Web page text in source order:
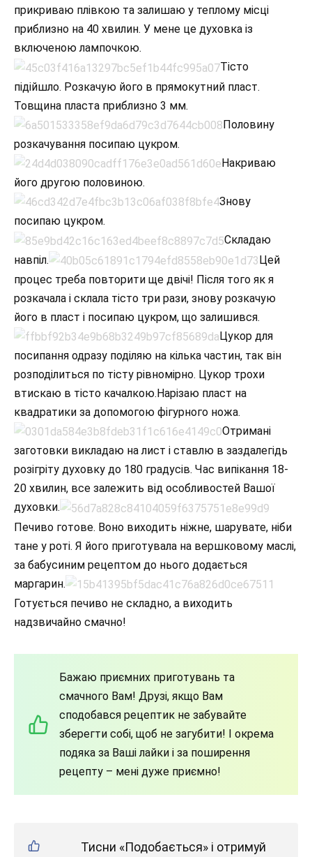
прикриваю плівкою та залишаю у теплому місці
приблизно на 40 хвилин. У мене це духовка із
включеною лампочкою.
Тісто
підійшло. Розкачую його в прямокутний пласт.
Товщина пласта приблизно 3 мм.
Половину
розкачування посипаю цукром.
Накриваю
його другою половиною.
Знову
посипаю цукром.
Складаю
навпіл.
Цей
процес треба повторити ще двічі! Після того як я
розкачала і склала тісто три рази, знову розкачую
його в пласт і посипаю цукром, що залишився.
Цукор для
посипання одразу поділяю на кілька частин, так він
розподілиться по тісту рівномірно. Цукор трохи
втискаю в тісто качалкою.Нарізаю пласт на
квадратики за допомогою фігурного ножа.
Отримані
заготовки викладаю на лист і ставлю в заздалегідь
розігріту духовку до 180 градусів. Час випікання 18-
20 хвилин, все залежить від особливостей Вашої
духовки.
Печиво готове. Воно виходить ніжне, шарувате, ніби
тане у роті. Я його приготувала на вершковому маслі,
за бабусиним рецептом до нього додається
маргарин.
Готується печиво не складно, а виходить
надзвичайно смачно!
Бажаю приємних приготувань та
смачного Вам! Друзі, якщо Вам
сподобався рецептик не забувайте
зберегти собі, щоб не загубити! І окрема
подяка за Ваші лайки і за поширення
рецепту – мені дуже приємно!
Тисни «Подобається» і отримуй